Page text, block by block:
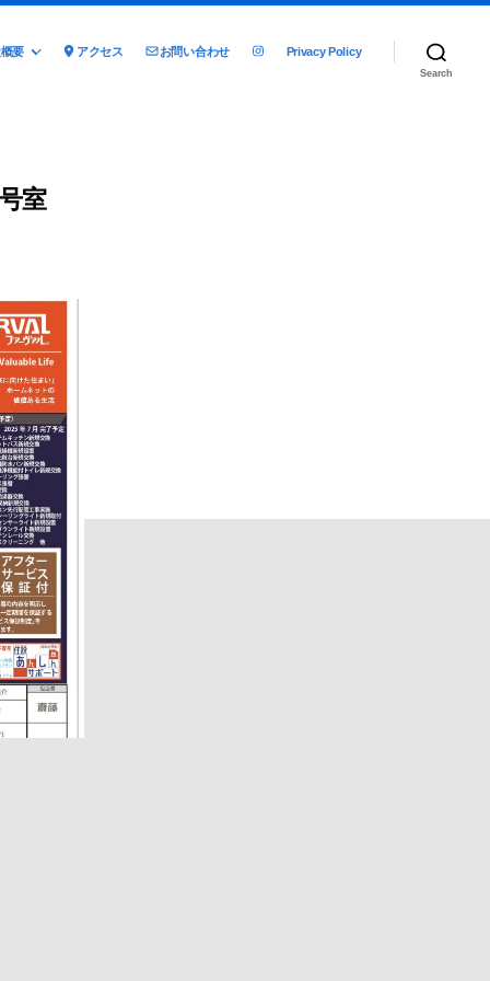
要 アクセス お問い合わせ Privacy Policy
Search
室